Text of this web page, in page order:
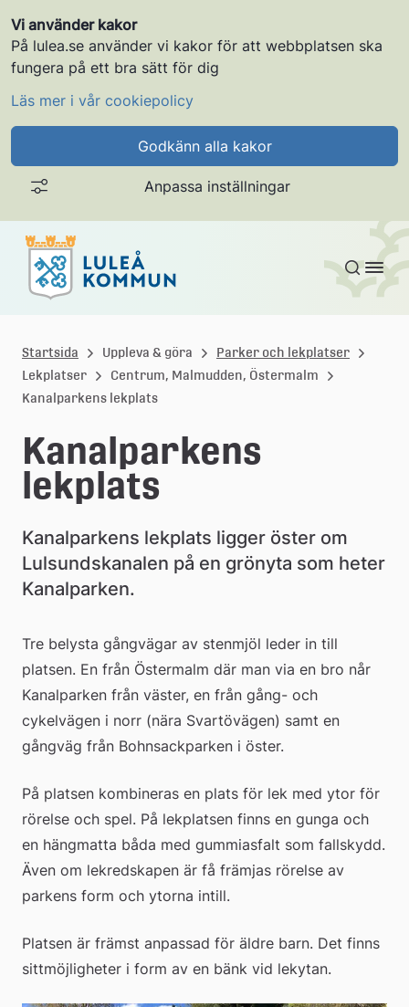
Vi använder kakor
På lulea.se använder vi kakor för att webbplatsen ska
fungera på ett bra sätt för dig
Läs mer i vår cookiepolicy
Godkänn alla kakor
Anpassa inställningar
Gå till innehållet
u
l
e
å
k
o
m
m
u
n
Startsida Uppleva & göra
Parker och lekplatser
Lekplatser
Centrum, Malmudden, Östermalm
Kanalparkens lekplats
Kanalparkens
lekplats
Kanalparkens lekplats ligger öster om
Lulsundskanalen på en grönyta som heter
Kanalparken.
Tre belysta gångvägar av stenmjöl leder in till
platsen. En från Östermalm där man via en bro når
Kanalparken från väster, en från gång- och
cykelvägen i norr (nära Svartövägen) samt en
gångväg från Bohnsackparken i öster.
På platsen kombineras en plats för lek med ytor för
rörelse och spel. På lekplatsen finns en gunga och
en hängmatta båda med gummiasfalt som fallskydd.
Även om lekredskapen är få främjas rörelse av
parkens form och ytorna intill.
Platsen är främst anpassad för äldre barn. Det finns
sittmöjligheter i form av en bänk vid lekytan.